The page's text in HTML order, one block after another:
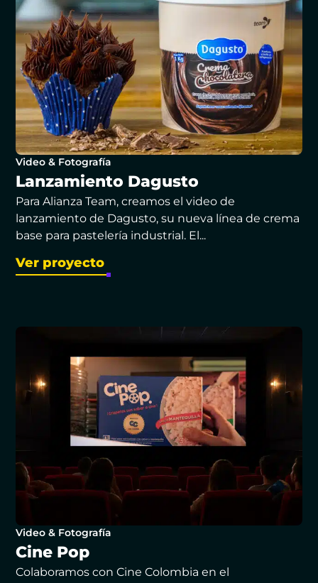
Video & Fotografía
Lanzamiento Dagusto
Para Alianza Team, creamos el video de
lanzamiento de Dagusto, su nueva línea de crema
base para pastelería industrial. El...
Ver proyecto
Video & Fotografía
Cine Pop
Colaboramos con Cine Colombia en el